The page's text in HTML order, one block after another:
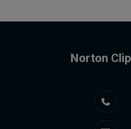
Norton